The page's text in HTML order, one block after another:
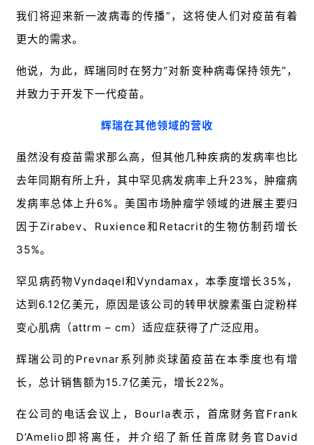
药
时
学
E
g
s
h
联
系
们
我们将迎来新一波病毒的传播”，这将使人们对疫苗有着
更大的需求。
他说，为此，辉瑞同时在努力“对新变种病毒保持领先”，
并致力于开发下一代疫苗。
辉瑞在其他领域的营收
虽然没有疫苗需求那么高，但其他几种疾病的发病率也比
去年同期有所上升，其中罕见病发病率上升23%，肿瘤病
发病率总体上升6%。美国市场肿瘤学领域的进展主要归
因于Zirabev、Ruxience和Retacrit的生物仿制药增长
35%。
罕见病药物Vyndaqel和Vyndamax，本季度增长35%，
达到6.12亿美元，原因是该公司的转甲状腺素蛋白淀粉样
变心肌病（attrm – cm）适应症获得了广泛应用。
辉瑞公司的Prevnar系列肺炎球菌疫苗在本季度也有增
长，总计销售额为15.7亿美元，增长22%。
在公司的电话会议上，Bourla表示，首席财务官Frank
D’Amelio即将离任，并介绍了新任首席财务官David